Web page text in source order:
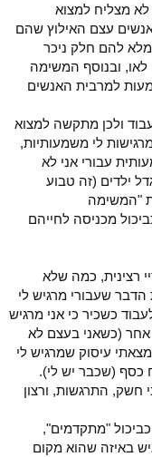
לא מצליח למצוא
עצם האילוץ שהם
להם חלק ניכר
לאו, ובנוסף המשימה
למרבית האנשים
ולכן מתקשה למצוא
לי משמעותיות,
עבורי אני לא
ילדים (זה טבוע
"המשימה
מכניסה לחייהם
רצינית, כמה שלא
שעבורי מרגיש לי
כשכיר כי אני מרגיש
אחר (כשאני בעצם לא
עיסוק שמרגיש לי
כסף (שכבר יש לי).
חשק, התרגשות, ורצון
"מתקדמים",
באיזה שהוא מקום